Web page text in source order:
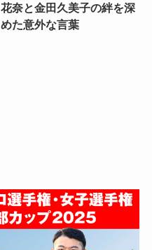
花奈と金田久美子の絆を深
めた意外な言葉